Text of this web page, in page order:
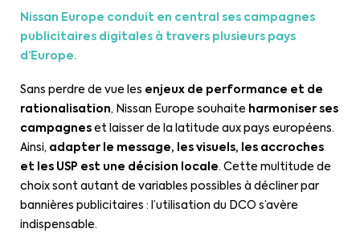
Nissan Europe conduit en central ses campagnes
publicitaires digitales à travers plusieurs pays
d’Europe.
Sans perdre de vue les enjeux de performance et de
rationalisation, Nissan Europe souhaite harmoniser ses
campagnes et laisser de la latitude aux pays européens.
Ainsi, adapter le message, les visuels, les accroches
et les USP est une décision locale. Cette multitude de
choix sont autant de variables possibles à décliner par
bannières publicitaires : l’utilisation du DCO s’avère
indispensable.